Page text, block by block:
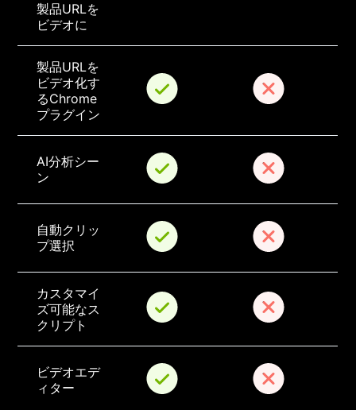
製品URLを
ビデオに
製品URLを
ビデオ化す
るChrome
プラグイン
AI分析シー
ン
自動クリッ
プ選択
カスタマイ
ズ可能なス
クリプト
ビデオエデ
ィター